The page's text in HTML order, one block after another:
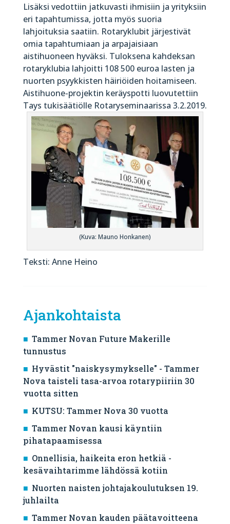
Lisäksi vedottiin jatkuvasti ihmisiin ja yrityksiin
eri tapahtumissa, jotta myös suoria
lahjoituksia saatiin. Rotaryklubit järjestivät
omia tapahtumiaan ja arpajaisiaan
aistihuoneen hyväksi. Tuloksena kahdeksan
rotaryklubia lahjoitti 108 500 euroa lasten ja
nuorten psyykkisten häiriöiden hoitamiseen.
Aistihuone-projektin keräyspotti luovutettiin
Tays tukisäätiölle Rotaryseminaarissa 3.2.2019.
(Kuva: Mauno Honkanen)
Teksti: Anne Heino
Ajankohtaista
Tammer Novan Future Makerille
tunnustus
Hyvästit "naiskysymykselle" - Tammer
Nova taisteli tasa-arvoa rotarypiiriin 30
vuotta sitten
KUTSU: Tammer Nova 30 vuotta
Tammer Novan kausi käyntiin
pihatapaamisessa
Onnellisia, haikeita eron hetkiä -
kesävaihtarimme lähdössä kotiin
Nuorten naisten johtajakoulutuksen 19.
juhlailta
Tammer Novan kauden päätavoitteena